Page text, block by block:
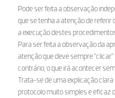
Pode ser feita a observação
que se tenha a atenção de
a execução destes
Para ser feita a observação da
atenção que deve sempre
contrário, o que irá acontecer
Trata-se de uma explicação
protocolo muito simples e eficaz